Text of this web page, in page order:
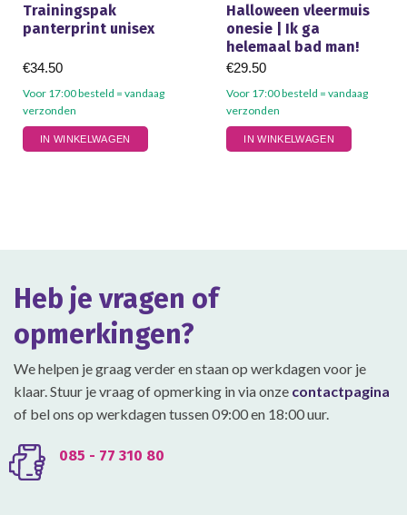
Trainingspak
panterprint unisex
Voor 17:00 besteld = vandaag
verzonden
€34.50
IN WINKELWAGEN
Dit
product
worden
de
Halloween vleermuis
onesie | Ik ga
helemaal bad man!
Voor 17:00 besteld = vandaag
verzonden
€29.50
IN WINKELWAGEN
Dit
product
Heb je vragen of
opmerkingen?
We helpen je graag verder en staan op werkdagen voor je
klaar. Stuur je vraag of opmerking in via onze contactpagina
of bel ons op werkdagen tussen 09:00 en 18:00 uur.
085 - 77 310 80